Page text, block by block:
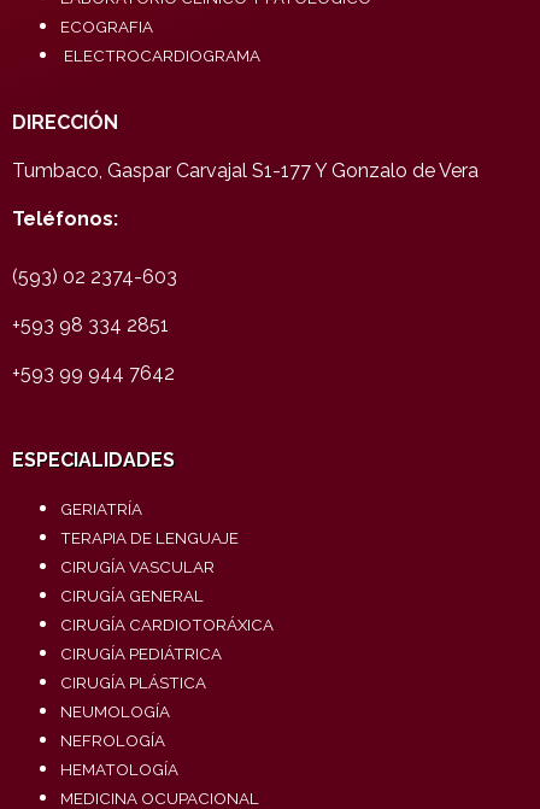
ECOGRAFIA
ELECTROCARDIOGRAMA
DIRECCIÓN
Tumbaco, Gaspar Carvajal S1-177 Y Gonzalo de Vera
Teléfonos:
(593) 02 2374-603
+593 98 334 2851
+593 99 944 7642
ESPECIALIDADES
GERIATRÍA
TERAPIA DE LENGUAJE
CIRUGÍA VASCULAR
CIRUGÍA GENERAL
CIRUGÍA CARDIOTORÁXICA
CIRUGÍA PEDIÁTRICA
CIRUGÍA PLÁSTICA
NEUMOLOGÍA
NEFROLOGÍA
HEMATOLOGÍA
MEDICINA OCUPACIONAL